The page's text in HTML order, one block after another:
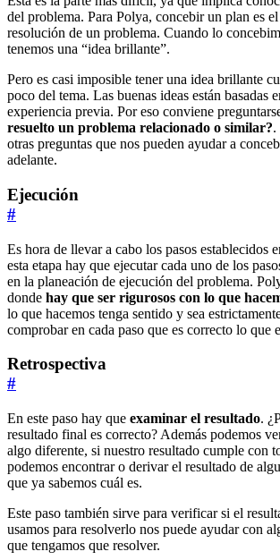
del problema. Para Polya, concebir un plan es
resolución de un problema. Cuando lo
tenemos una “idea brillante”.
Pero es casi imposible tener una idea brillante
poco del tema. Las buenas ideas están basadas
experiencia previa. Por eso conviene
resuelto un problema relacionado o similar?.
otras preguntas que nos pueden ayudar a
adelante.
Ejecución
#
Es hora de llevar a cabo los pasos establecidos
esta etapa hay que ejecutar cada uno de los
en la planeación de ejecución del problema.
donde hay que ser rigurosos con lo que
lo que hacemos tenga sentido y sea
comprobar en cada paso que es correcto lo que
Retrospectiva
#
En este paso hay que examinar el resultado.
resultado final es correcto? Además podemos
algo diferente, si nuestro resultado cumple con
podemos encontrar o derivar el resultado de
que ya sabemos cuál es.
Este paso también sirve para verificar si el
usamos para resolverlo nos puede ayudar con
que tengamos que resolver.